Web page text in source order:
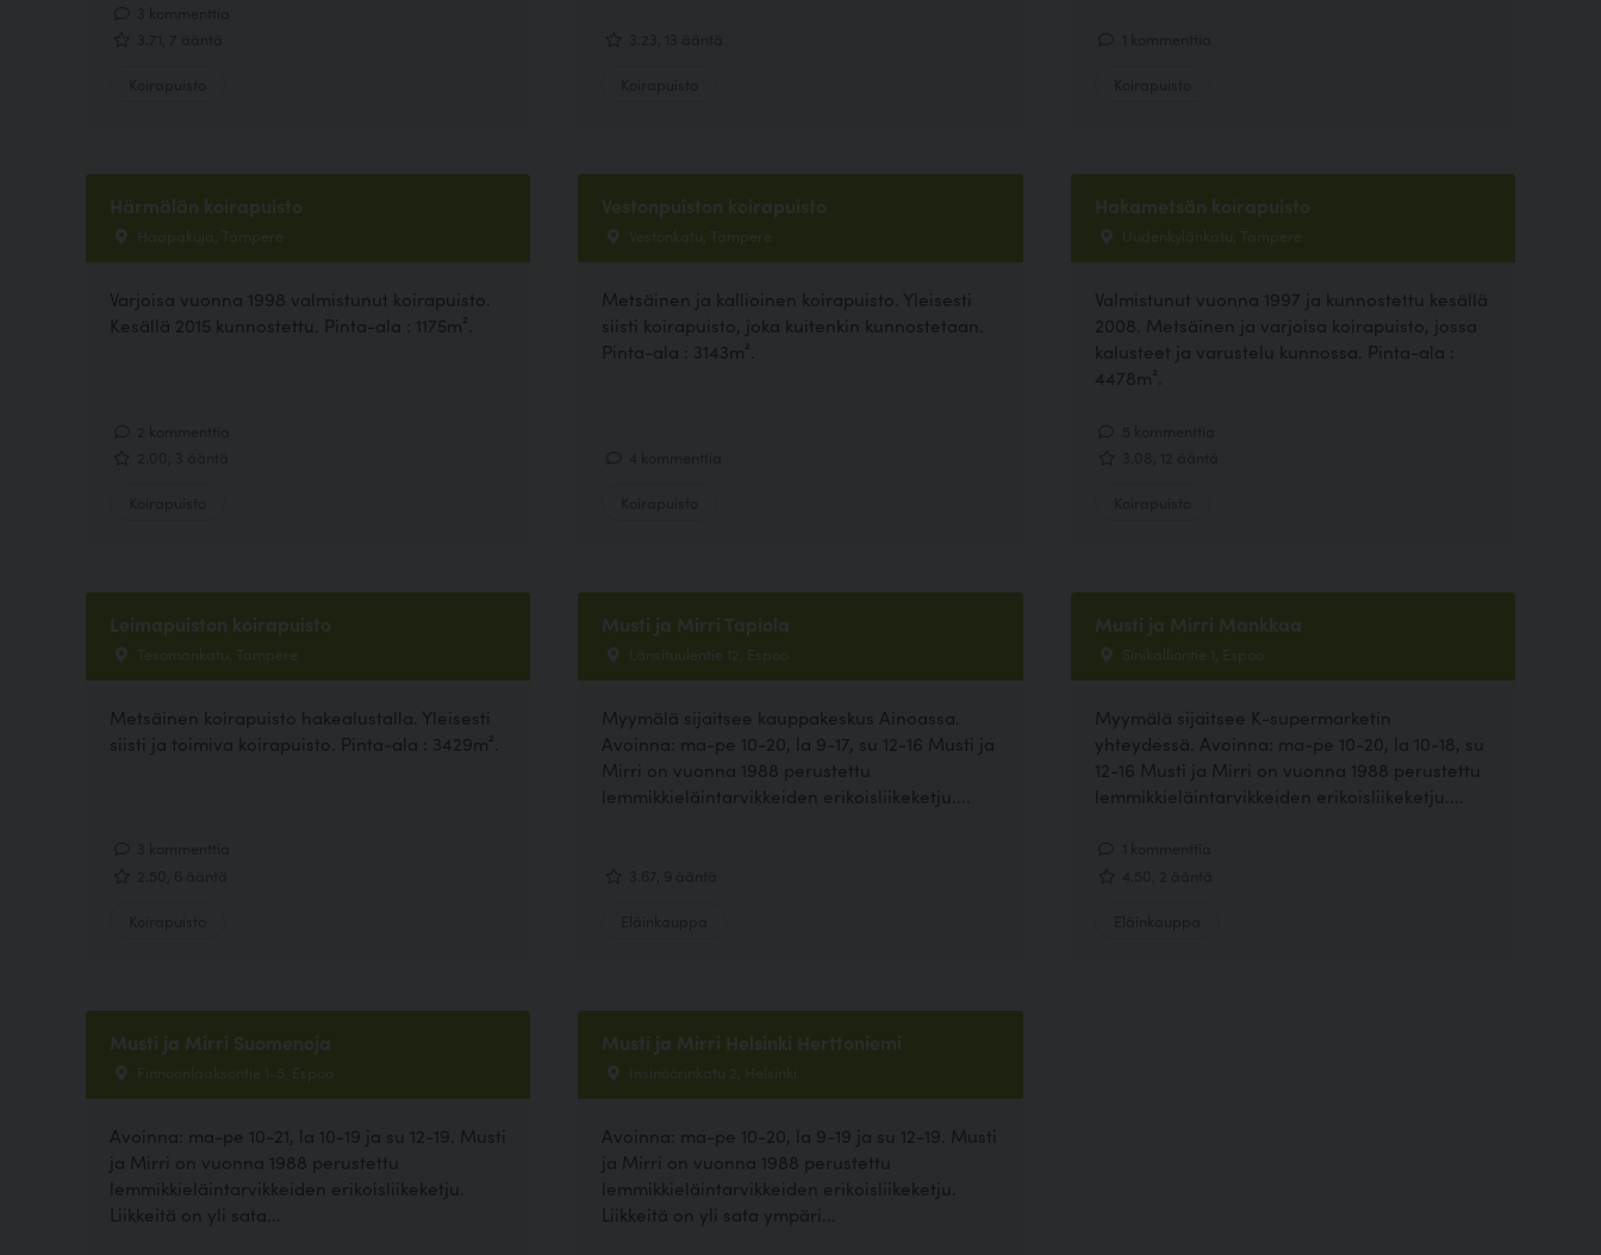
Härmälän koirapuisto
Haapakuja, Tampere
Varjoisa vuonna 1998 valmistunut koirapuisto.
Kesällä 2015 kunnostettu. Pinta-ala : 1175m².
Vestonpuiston koirapuisto
Vestonkatu, Tampere
Metsäinen ja kallioinen koirapuisto. Yleisesti
siisti koirapuisto, joka kuitenkin kunnostetaan.
Pinta-ala : 3143m².
Hakametsän koirapuisto
Uudenkylänkatu, Tampere
Valmistunut vuonna 1997 ja kunnostettu kesällä
2008. Metsäinen ja varjoisa koirapuisto, jossa
kalusteet ja varustelu kunnossa. Pinta-ala :
4478m².
Leimapuiston koirapuisto
Tesomankatu, Tampere
Metsäinen koirapuisto hakealustalla. Yleisesti
siisti ja toimiva koirapuisto. Pinta-ala : 3429m².
Musti ja Mirri Tapiola
Länsituulentie 12, Espoo
Myymälä sijaitsee kauppakeskus Ainoassa.
Avoinna: ma-pe 10-20, la 9-17, su 12-16 Musti ja
Mirri on vuonna 1988 perustettu
lemmikkieläintarvikkeiden erikoisliikeketju....
Musti ja Mirri Mankkaa
Sinikalliontie 1, Espoo
Myymälä sijaitsee K-supermarketin
yhteydessä. Avoinna: ma-pe 10-20, la 10-18, su
12-16 Musti ja Mirri on vuonna 1988 perustettu
lemmikkieläintarvikkeiden erikoisliikeketju....
Musti ja Mirri Suomenoja
Finnoonlaaksontie 1-5, Espoo
Avoinna: ma-pe 10-21, la 10-19 ja su 12-19. Musti
ja Mirri on vuonna 1988 perustettu
lemmikkieläintarvikkeiden erikoisliikeketju.
Liikkeitä on yli sata...
Musti ja Mirri Helsinki Herttoniemi
Insinöörinkatu 2, Helsinki
Avoinna: ma-pe 10-20, la 9-19 ja su 12-19. Musti
ja Mirri on vuonna 1988 perustettu
lemmikkieläintarvikkeiden erikoisliikeketju.
Liikkeitä on yli sata ympäri...